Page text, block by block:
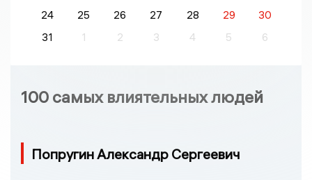
24
25 26 27 28 29
30
31
1 2 3 4 5 6
100 самых влиятельных людей
Попругин Александр Сергеевич